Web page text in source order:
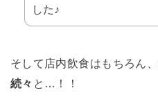
した♪
そして店内飲食はもちろん、
続々 と…！！